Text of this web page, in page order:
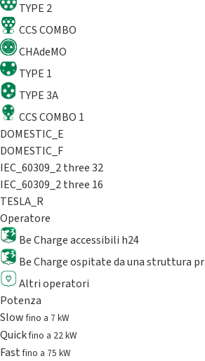
TYPE 2
CCS COMBO
CHAdeMO
TYPE 1
TYPE 3A
CCS COMBO 1
DOMESTIC_E
DOMESTIC_F
IEC_60309_2 three 32
IEC_60309_2 three 16
TESLA_R
Operatore
Be Charge accessibili h24
Be Charge ospitate da una struttura
Altri operatori
Potenza
Slowfino a 7 kW
Quickfino a 22 kW
Fastfino a 75 kW